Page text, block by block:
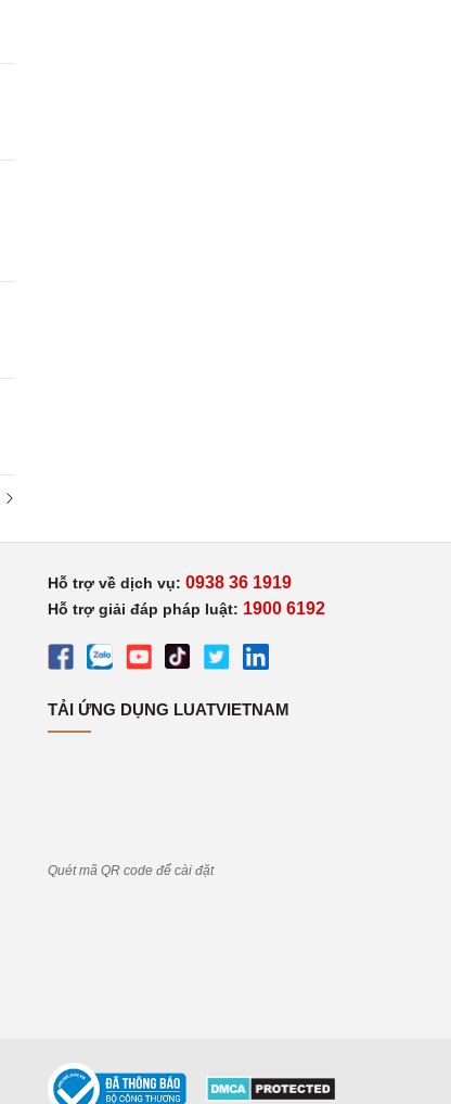
Hỗ trợ về dịch vụ: 0938 36 1919
Hỗ trợ giải đáp pháp luật: 1900 6192
TẢI ỨNG DỤNG LUATVIETNAM
Quét mã QR code để cài đặt